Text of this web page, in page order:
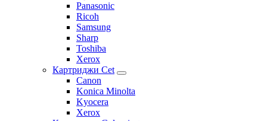
Panasonic
Ricoh
Samsung
Sharp
Toshiba
Xerox
Картриджи Cet
Canon
Konica Minolta
Kyocera
Xerox